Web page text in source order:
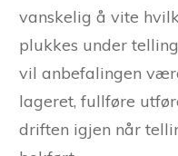
vanskelig å vite
plukkes under
vil anbefalingen
lageret, fullføre
driften igjen når